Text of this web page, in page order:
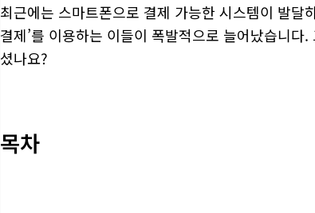
최근에는 스마트폰으로 결제 가능한 시스템이 발달
결제’를 이용하는 이들이 폭발적으로 늘어났습니
셨나요?
목차